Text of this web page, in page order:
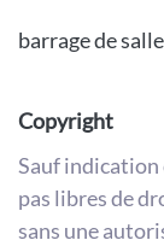
barrage de
Copyright
Sauf indication
pas libres de
sans une